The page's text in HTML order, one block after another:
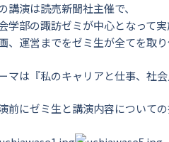
講演は読売新聞社主催で、
学部の諏訪ゼミが中心となって実
、運営までをゼミ生が全てを取り
マは『私のキャリアと仕事、社会
前にゼミ生と講演内容についての